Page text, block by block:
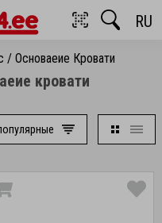
RU
Основаеие Кровати
кровати